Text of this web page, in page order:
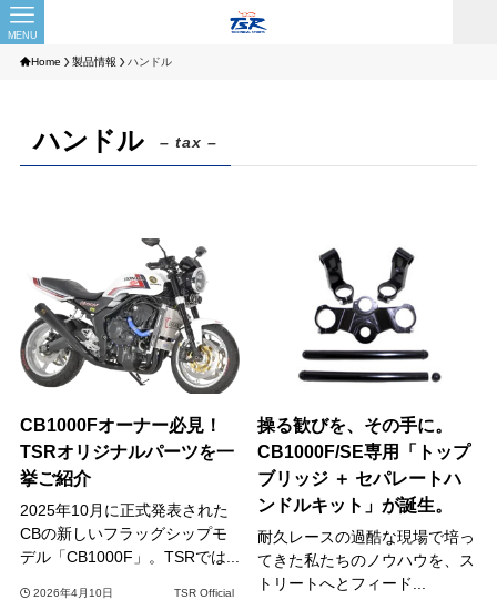
MENU
Home 製品情報 ハンドル
ハンドル – tax –
CB1000Fオーナー必見！
TSRオリジナルパーツを一
挙ご紹介
2025年10月に正式発表された
CBの新しいフラッグシップモ
デル「CB1000F」。TSRでは...
2026年4月10日 TSR Official
操る歓びを、その手に。
CB1000F/SE専用「トップ
ブリッジ ＋ セパレートハ
ンドルキット」が誕生。
耐久レースの過酷な現場で培っ
てきた私たちのノウハウを、ス
トリートへとフィード...